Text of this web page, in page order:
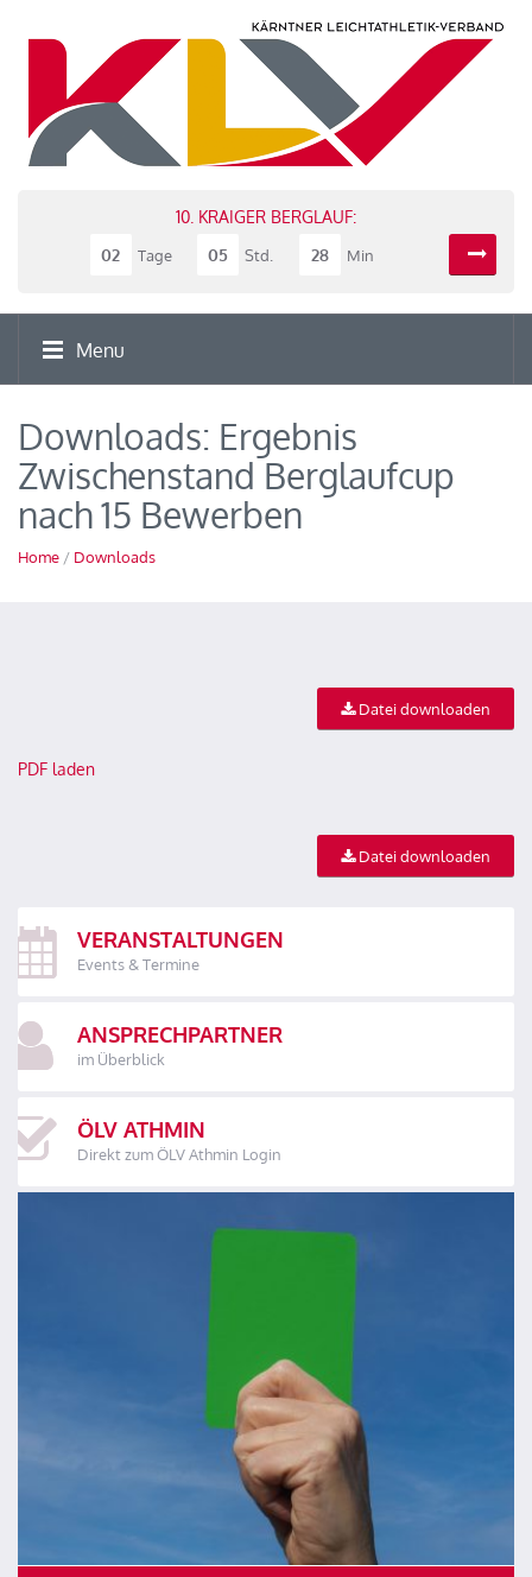
10. KRAIGER BERGLAUF:
02
Tage 05 Std. 28 Min
Menu
Downloads: Ergebnis
Zwischenstand Berglaufcup
nach 15 Bewerben
Home / Downloads
Datei downloaden
PDF laden
Datei downloaden
VERANSTALTUNGEN
Events & Termine
ANSPRECHPARTNER
im Überblick
ÖLV ATHMIN
Direkt zum ÖLV Athmin Login